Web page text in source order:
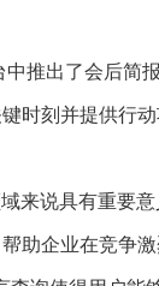
推出了会后简
时刻并提供行动
来说具有重要
助企业在竞争激